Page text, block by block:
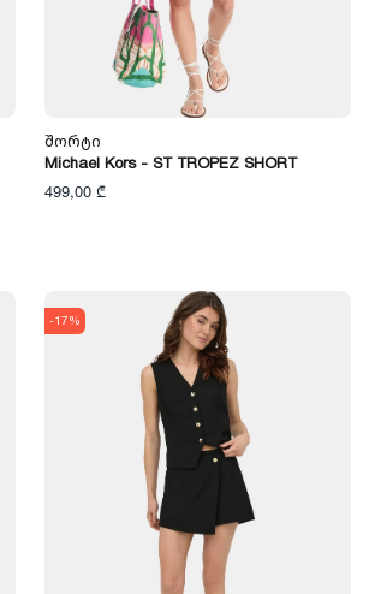
Შორტი
Michael Kors - ST TROPEZ SHORT
499,00 ₾
-17%